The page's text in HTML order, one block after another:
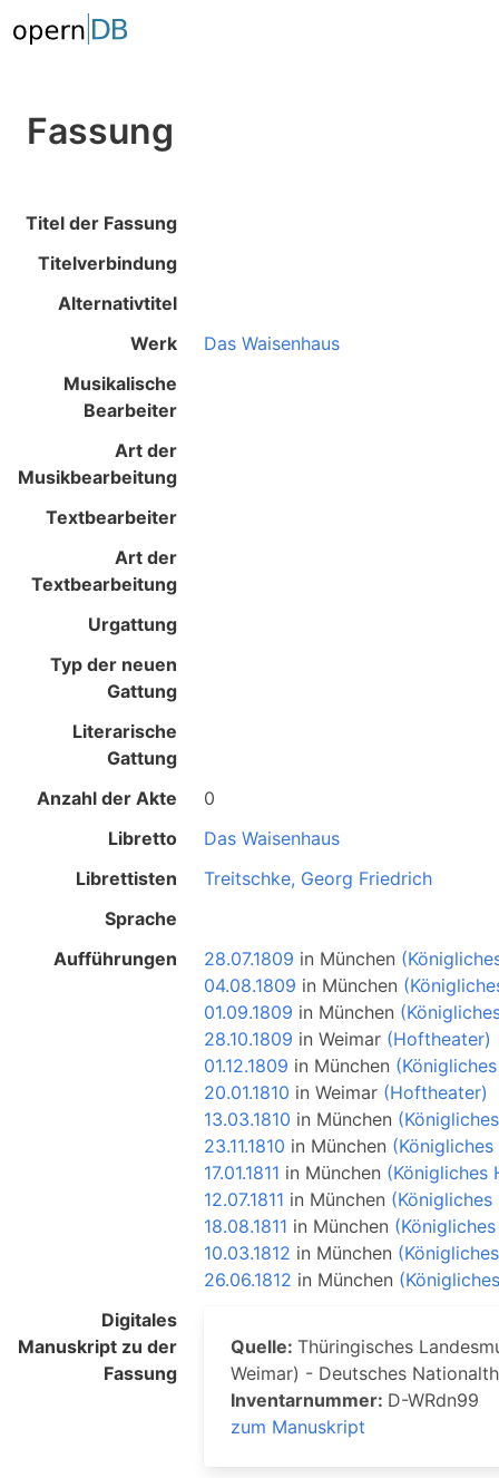
Fassung
Titel der Fassung
Titelverbindung
Alternativtitel
Werk
Das Waisenhaus
Musikalische
Bearbeiter
Art der
Musikbearbeitung
Textbearbeiter
Art der
Textbearbeitung
Urgattung
Typ der neuen
Gattung
Literarische
Gattung
Anzahl der Akte
0
Libretto
Das Waisenhaus
Librettisten
Treitschke, Georg Friedrich
Sprache
Aufführungen
28.07.1809 in München
04.08.1809 in München
01.09.1809 in München
28.10.1809 inWeimar (Hoftheater)
01.12.1809 in München
20.01.1810 inWeimar (Hoftheater)
13.03.1810 in München
23.11.1810 in München
17.01.1811 in München (Königliches
12.07.1811 in München
18.08.1811 in München
10.03.1812 in München
26.06.1812 in München
Digitales
Manuskript zu der
Fassung
Quelle:Thüringisches
Weimar) - Deutsches
Inventarnummer: D-WRdn99
zum Manuskript